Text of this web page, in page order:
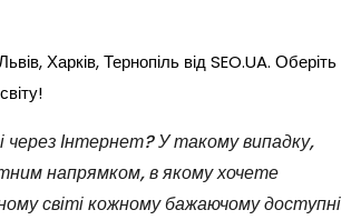
Харків, Тернопіль від SEO.UA. Оберіть
через Інтернет? У такому випадку,
напрямком, в якому хочете
світі кожному бажаючому доступні